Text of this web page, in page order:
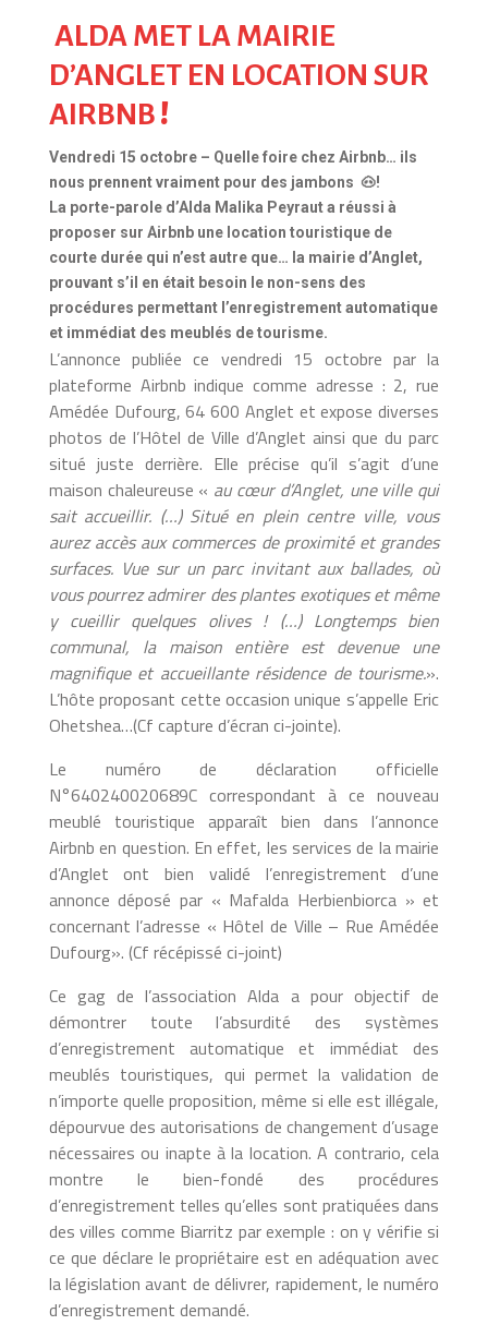
ALDA MET LA MAIRIE
D’ANGLET EN LOCATION SUR
AIRBNB !
Vendredi 15 octobre – Quelle foire chez Airbnb… ils
nous prennent vraiment pour des jambons 🐽!
La porte-parole d’Alda Malika Peyraut a réussi à
proposer sur Airbnb une location touristique de
courte durée qui n’est autre que… la mairie d’Anglet,
prouvant s’il en était besoin le non-sens des
procédures permettant l’enregistrement automatique
et immédiat des meublés de tourisme.
L’annonce publiée ce vendredi 15 octobre par la
plateforme Airbnb indique comme adresse : 2, rue
Amédée Dufourg, 64 600 Anglet et expose diverses
photos de l’Hôtel de Ville d’Anglet ainsi que du parc
situé juste derrière. Elle précise qu’il s’agit d’une
maison chaleureuse « au cœur d’Anglet, une ville qui
sait accueillir. (…) Situé en plein centre ville, vous
aurez accès auxcommerces de proximité etgrandes
surfaces. Vue sur un parc invitant aux ballades, où
vous pourrez admirer des plantes exotiques et même
y cueillir quelques olives ! (…) Longtemps bien
communal, la maison entière est devenue une
magnifique et accueillante résidence de tourisme.».
L’hôte proposant cette occasion unique s’appelle Eric
Ohetshea…(Cf capture d’écran ci-jointe).
Le numéro de déclaration officielle
N°640240020689C correspondant à ce nouveau
meublé touristique apparaît bien dans l’annonce
Airbnb en question. En effet, les services de la mairie
d’Anglet ont bien validé l’enregistrement d’une
annonce déposé par « Mafalda Herbienbiorca » et
concernant l’adresse « Hôtel de Ville – Rue Amédée
Dufourg». (Cf récépissé ci-joint)
Ce gag de l’association Alda a pour objectif de
démontrer toute l’absurdité des systèmes
d’enregistrement automatique et immédiat des
meublés touristiques, qui permet la validation de
n’importe quelle proposition, même si elle est illégale,
dépourvue des autorisations de changement d’usage
nécessaires ou inapte à la location. A contrario, cela
montre le bien-fondé des procédures
d’enregistrement telles qu’elles sont pratiquées dans
des villes comme Biarritz par exemple : on y vérifie si
ce que déclare le propriétaire est en adéquation avec
la législation avant de délivrer, rapidement, le numéro
d’enregistrement demandé.